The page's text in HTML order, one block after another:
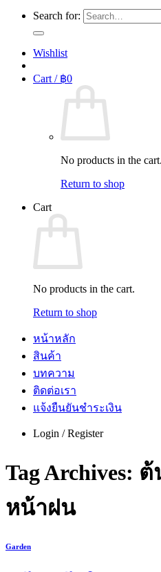
Search for:
Wishlist
Cart / ฿0
No products in the cart.
Return to shop
Cart
No products in the cart.
Return to shop
หน้าหลัก
สินค้า
บทความ
ติดต่อเรา
แจ้งยืนยันชำระเงิน
Login / Register
Tag Archives: ต้
หน้าฝน
Garden